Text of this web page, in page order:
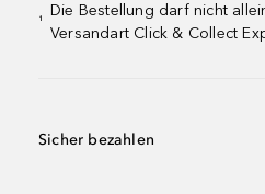
¹
Die Bestellung darf nicht
Versandart Click & Collect
Sicher bezahlen